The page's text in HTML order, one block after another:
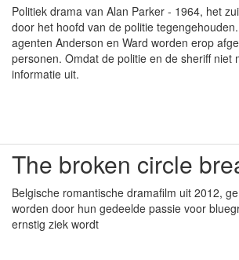
Politiek drama van Alan Parker - 1964, het
door het hoofd van de politie
agenten Anderson en Ward worden erop
personen. Omdat de politie en de sheriff
informatie uit.
The broken circle
Belgische romantische dramafilm uit 2012,
worden door hun gedeelde passie voor
ernstig ziek wordt